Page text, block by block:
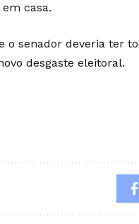
casa.
o senador deveria ter
desgaste eleitoral.